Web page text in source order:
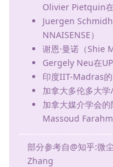
Olivier Pietquin
Juergen
NNAISENSE）
谢恩·曼诺（Shie
Gergely Neu在
印度IIT-Madras
加拿大多伦多大
加拿大媒介学会
Massoud
部分参考自@知乎:微
Zhang